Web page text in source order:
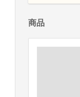
商品